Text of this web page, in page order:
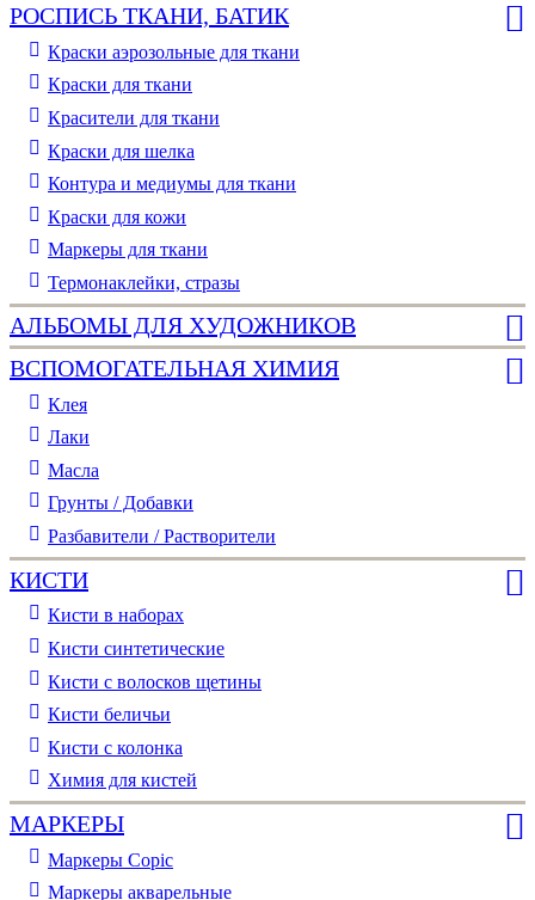
РОСПИСЬ ТКАНИ, БАТИК
Краски аэрозольные для ткани
Краски для ткани
Красители для ткани
Краски для шелка
Контура и медиумы для ткани
Краски для кожи
Маркеры для ткани
Термонаклейки, стразы
АЛЬБОМЫ ДЛЯ ХУДОЖНИКОВ
ВСПОМОГАТЕЛЬНАЯ ХИМИЯ
Клея
Лаки
Масла
Грунты / Добавки
Разбавители / Растворители
КИСТИ
Кисти в наборах
Кисти синтетические
Кисти с волосков щетины
Кисти беличьи
Кисти с колонка
Химия для кистей
МАРКЕРЫ
Маркеры Copic
Маркеры акварельные